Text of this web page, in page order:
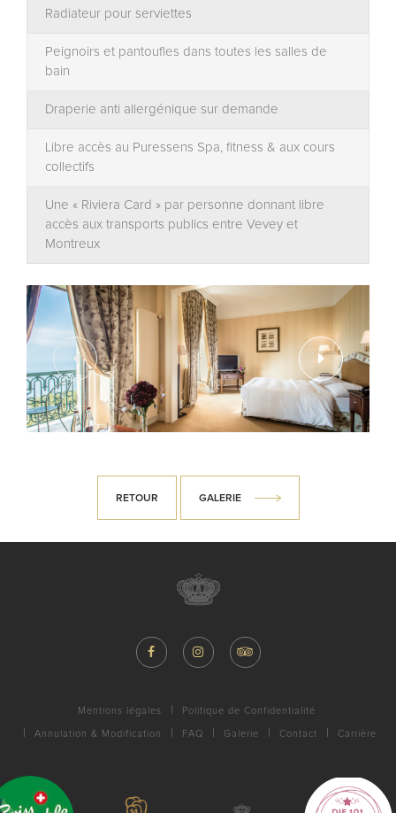
Radiateur pour serviettes
Peignoirs et pantoufles dans toutes les salles de
bain
Draperie anti allergénique sur demande
Libre accès au Puressens Spa, fitness & aux cours
collectifs
Une « Riviera Card » par personne donnant libre
accès aux transports publics entre Vevey et
Montreux
RETOUR GALERIE
Mentions légales Politique de Confidentialité
Annulation & Modification FAQ Galerie Contact Carrière